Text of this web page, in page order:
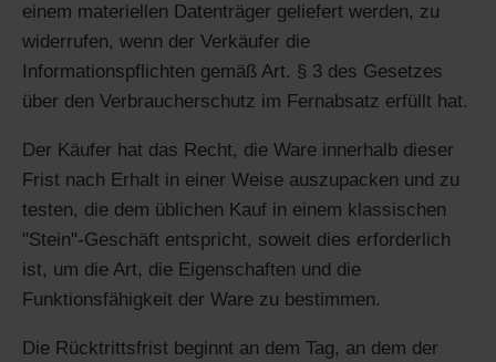
einem materiellen Datenträger geliefert werden, zu
widerrufen, wenn der Verkäufer die
Informationspflichten gemäß Art. § 3 des Gesetzes
über den Verbraucherschutz im Fernabsatz erfüllt hat.
Der Käufer hat das Recht, die Ware innerhalb dieser
Frist nach Erhalt in einer Weise auszupacken und zu
testen, die dem üblichen Kauf in einem klassischen
"Stein"-Geschäft entspricht, soweit dies erforderlich
ist, um die Art, die Eigenschaften und die
Funktionsfähigkeit der Ware zu bestimmen.
Die Rücktrittsfrist beginnt an dem Tag, an dem der